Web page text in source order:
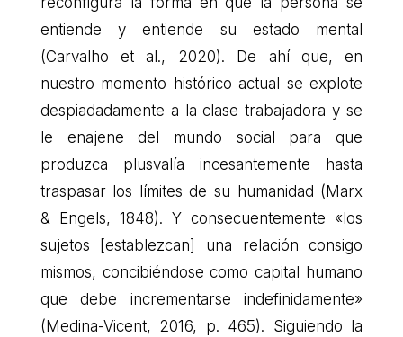
entiende y entiende su estado mental
(Carvalho et al., 2020). De ahí que, en
nuestro momento histórico actual se explote
despiadadamente a la clase trabajadora y se
le enajene del mundo social para que
produzca plusvalía incesantemente hasta
traspasar los límites de su humanidad (Marx
& Engels, 1848). Y consecuentemente «los
sujetos [establezcan] una relación consigo
mismos, concibiéndose como capital humano
que debe incrementarse indefinidamente»
(Medina-Vicent, 2016, p. 465). Siguiendo la